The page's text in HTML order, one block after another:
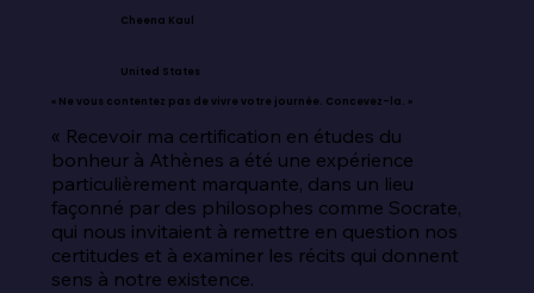
Cheena Kaul
United States
« Ne vous contentez pas de vivre votre journée. Concevez-la. »
« Recevoir ma certification en études du
bonheur à Athènes a été une expérience
particulièrement marquante, dans un lieu
façonné par des philosophes comme Socrate,
qui nous invitaient à remettre en question nos
certitudes et à examiner les récits qui donnent
sens à notre existence.